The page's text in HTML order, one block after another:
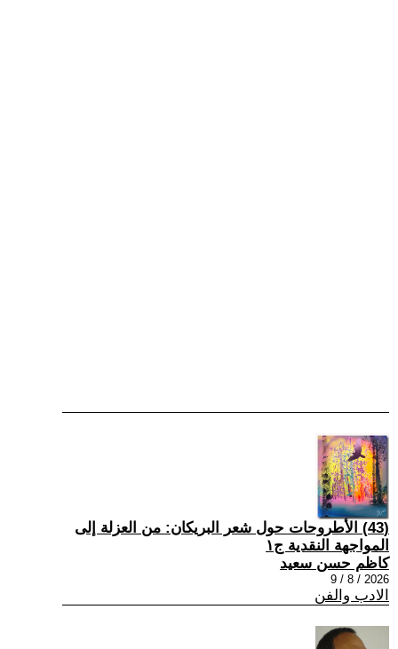
(43) الأطروحات حول شعر البريكان: من العزلة إلى
المواجهة النقدية ج١
كاظم حسن سعيد
2026 / 8 / 9
الادب والفن